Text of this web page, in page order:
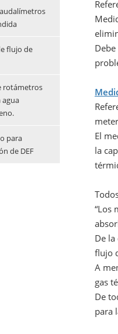
flujo de
rotámetros
para
de DEF
El
la
“Los
De
flujo
A
gas
De
para